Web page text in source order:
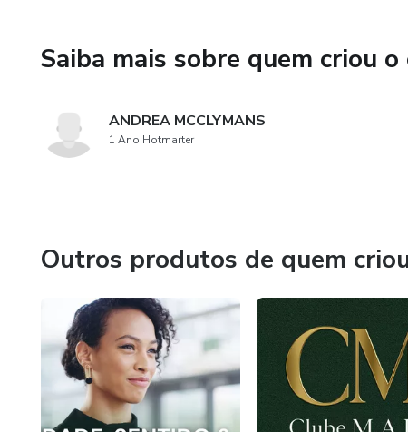
Saiba mais sobre quem criou
ANDREA MCCLYMANS
1 Ano Hotmarter
Outros produtos de quem